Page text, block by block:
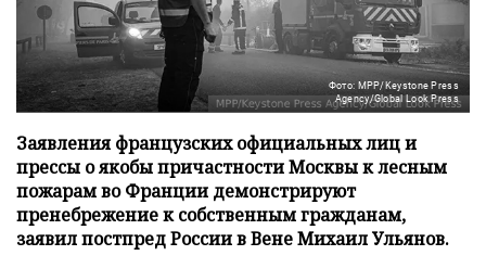
Фото: MPP/Keystone Press
Agency/Global Look Press
Заявления французских официальных лиц и
прессы о якобы причастности Москвы к лесным
пожарам во Франции демонстрируют
пренебрежение к собственным гражданам,
заявил постпред России в Вене Михаил Ульянов.